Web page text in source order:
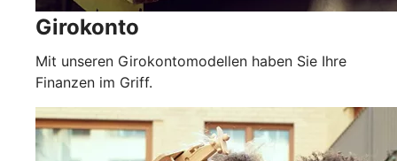
Girokonto
Mit unseren Girokontomodellen haben Sie Ihre
Finanzen im Griff.